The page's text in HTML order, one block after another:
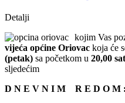
Detalji
kojim Vas
vijeća općine Oriovac koja će
(petak) sa početkom u 20,00
sljedećim
D N E V N I M R E D O M :